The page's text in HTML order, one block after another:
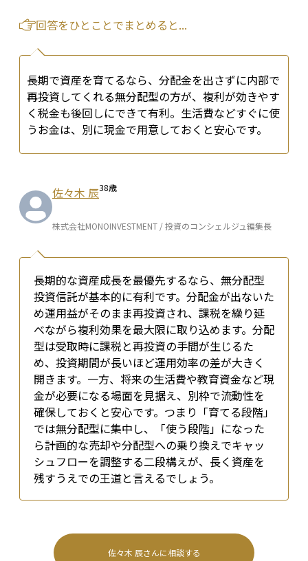
回答をひとことでまとめると...
長期で資産を育てるなら、分配金を出さずに内部で
再投資してくれる無分配型の方が、複利が効きやす
く税金も後回しにできて有利。生活費などすぐに使
うお金は、別に現金で用意しておくと安心です。
佐々木 辰38歳
株式会社MONOINVESTMENT / 投資のコンシェルジュ編集長
長期的な資産成長を最優先するなら、無分配型
投資信託が基本的に有利です。分配金が出ないた
め運用益がそのまま再投資され、課税を繰り延
べながら複利効果を最大限に取り込めます。分配
型は受取時に課税と再投資の手間が生じるた
め、投資期間が長いほど運用効率の差が大きく
開きます。一方、将来の生活費や教育資金など現
金が必要になる場面を見据え、別枠で流動性を
確保しておくと安心です。つまり「育てる段階」
では無分配型に集中し、「使う段階」になった
ら計画的な売却や分配型への乗り換えでキャッ
シュフローを調整する二段構えが、長く資産を
残すうえでの王道と言えるでしょう。
佐々木 辰さんに相談する